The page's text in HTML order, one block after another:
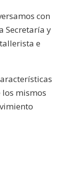
con
Secretaría y
e
mismos